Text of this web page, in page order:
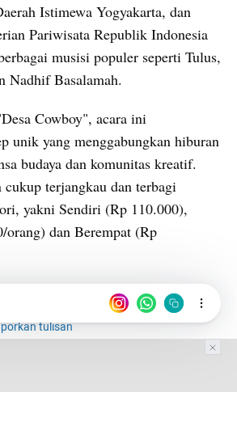
Istimewa Yogyakarta, dan
Pariwisata Republik Indonesia
musisi populer seperti Tulus,
Nadhif Basalamah.
Cowboy", acara ini
unik yang menggabungkan hiburan
budaya dan komunitas kreatif.
terjangkau dan terbagi
yakni Sendiri (Rp 110.000),
orang) dan Berempat (Rp
Yogyakarta
Wisata
tulisan